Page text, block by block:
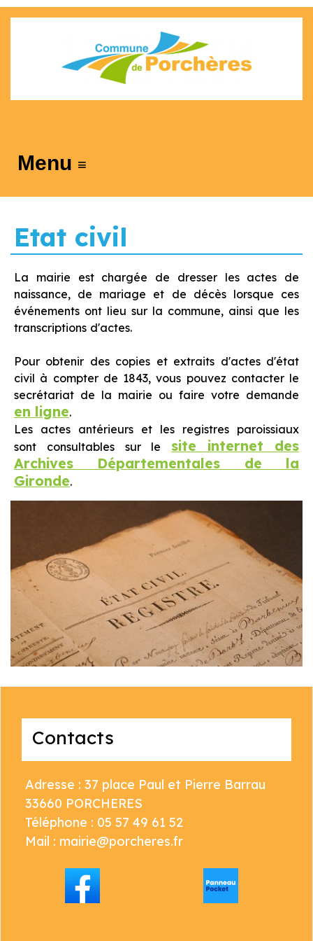
≡
Etat civil
La mairie est chargée de dresser les actes de
naissance, de mariage et de décès lorsque ces
événements ont lieu sur la commune, ainsi que les
transcriptions d'actes.
Pour obtenir des copies et extraits d'actes d'état
civil à compter de 1843, vous pouvez contacter le
secrétariat de la mairie ou faire votre demande
en ligne.
Les actes antérieurs et les registres paroissiaux
sont consultables sur le site internet des
Archives Départementales de la
Gironde.
Contacts
Adresse : 37 place Paul et Pierre Barrau
33660 PORCHERES
Téléphone : 05 57 49 61 52
Mail : mairie@porcheres.fr